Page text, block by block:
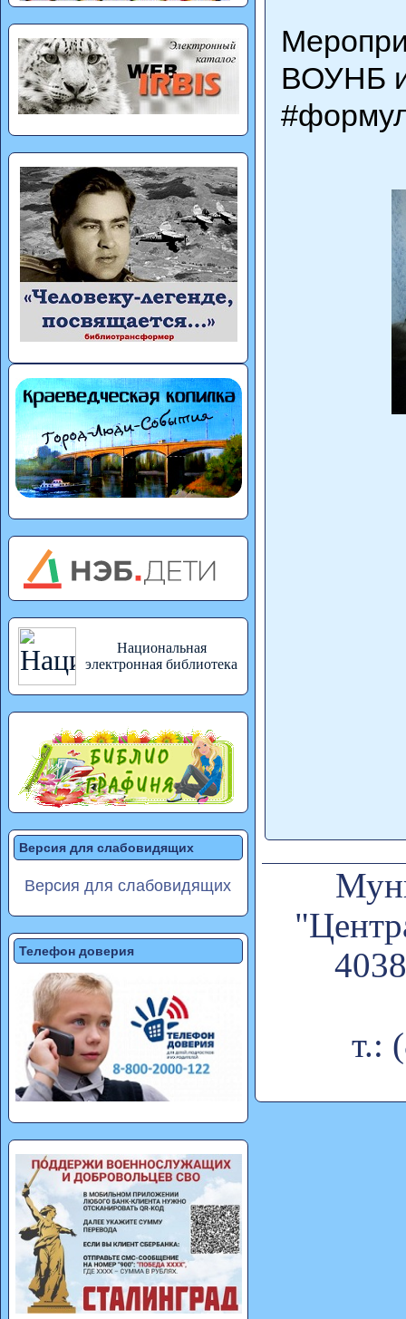
Национальная
электронная библиотека
Версия для слабовидящих
Версия для слабовидящих
Телефон доверия
ВОУНБ
т.: